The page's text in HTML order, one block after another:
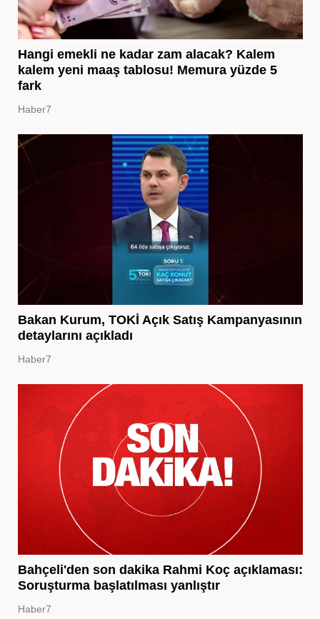
Hangi emekli ne kadar zam alacak? Kalem
kalem yeni maaş tablosu! Memura yüzde 5
fark
Haber7
Bakan Kurum, TOKİ Açık Satış Kampanyasının
detaylarını açıkladı
Haber7
Bahçeli'den son dakika Rahmi Koç açıklaması:
Soruşturma başlatılması yanlıştır
Haber7